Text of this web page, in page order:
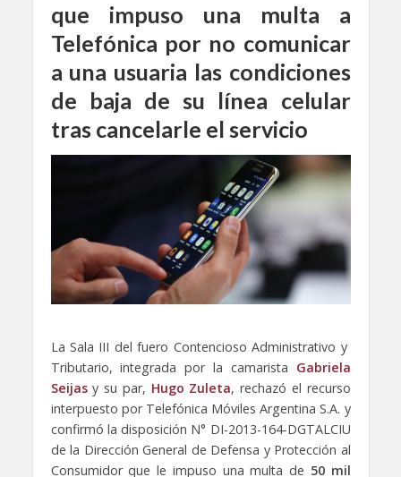
que impuso una multa a
Telefónica por no comunicar
a una usuaria las condiciones
de baja de su línea celular
tras cancelarle el servicio
La Sala III del fuero Contencioso Administrativo y
Tributario, integrada por la camarista Gabriela
Seijasy su par, Hugo Zuleta, rechazó el recurso
interpuesto por Telefónica Móviles Argentina S.A. y
confirmó la disposición N° DI-2013-164-DGTALCIU
de la Dirección General de Defensa y Protección al
Consumidor que le impuso una multa de 50 mil